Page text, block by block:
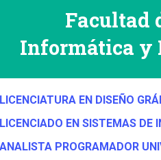
Facultad
Informática y
LICENCIATURA EN DISEÑO
LICENCIADO EN SISTEMAS DE
ANALISTA PROGRAMADOR